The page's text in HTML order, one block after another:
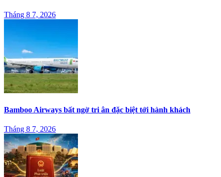
Tháng 8 7, 2026
Bamboo Airways bất ngờ tri ân đặc biệt tới hành khách
Tháng 8 7, 2026